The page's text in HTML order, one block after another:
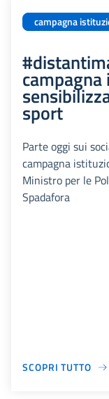
campagna
sport
Parte oggi sui
campagna
Ministro per le
Spadafora
SCOPRI TUTTO